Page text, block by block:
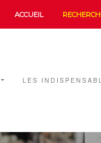
ACCUEIL
LES